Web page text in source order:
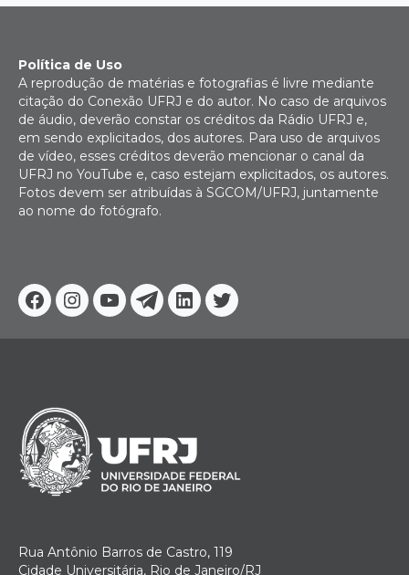
Facebook
Instagram
YoutubeTelegram
Linkedin
Twitter
Política de Uso
A reprodução de matérias e fotografias é livre mediante
citação do Conexão UFRJ e do autor. No caso de arquivos
de áudio, deverão constar os créditos da Rádio UFRJ e,
em sendo explicitados, dos autores. Para uso de arquivos
de vídeo, esses créditos deverão mencionar o canal da
UFRJ no YouTube e, caso estejam explicitados, os autores.
Fotos devem ser atribuídas à SGCOM/UFRJ, juntamente
ao nome do fotógrafo.
Rua Antônio Barros de Castro, 119
Cidade Universitária, Rio de Janeiro/RJ